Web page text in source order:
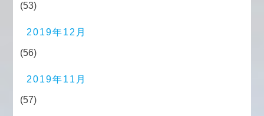
(53)
2019年12月
(56)
2019年11月
(57)